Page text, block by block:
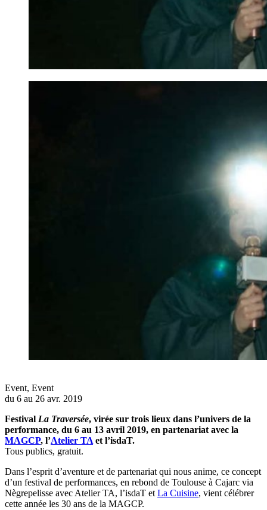
Event, Event
du 6 au 26 avr. 2019
Festival La Traversée, virée sur trois lieux dans l’univers de la
performance, du 6 au 13 avril 2019, en partenariat avec la
MAGCP, l’Atelier TA et l’isdaT.
Tous publics, gratuit.
Dans l’esprit d’aventure et de partenariat qui nous anime, ce concept
d’un festival de performances, en rebond de Toulouse à Cajarc via
Nègrepelisse avec Atelier TA, l’isdaT et La Cuisine, vient célébrer
cette année les 30 ans de la MAGCP.